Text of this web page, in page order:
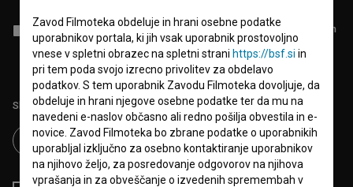
Sprejemamsplošne pogojein dajemsoglasjeza zbiranje, hrambo in
obdelavo osebnih podatkov.
Sledite nam na:
Zavod Filmoteka obdeluje in hrani osebne podatke
uporabnikov portala, ki jih vsak uporabnik prostovoljno
vnese v spletni obrazec na spletni strani https://bsf.si in
pri tem poda svojo izrecno privolitev za obdelavo
podatkov. S tem uporabnik Zavodu Filmoteka dovoljuje, da
obdeluje in hrani njegove osebne podatke ter da mu na
navedeni e-naslov občasno ali redno pošilja obvestila in e-
novice. Zavod Filmoteka bo zbrane podatke o uporabnikih
uporabljal izključno za osebno kontaktiranje uporabnikov
na njihovo željo, za posredovanje odgovorov na njihova
vprašanja in za obveščanje o izvedenih spremembah v